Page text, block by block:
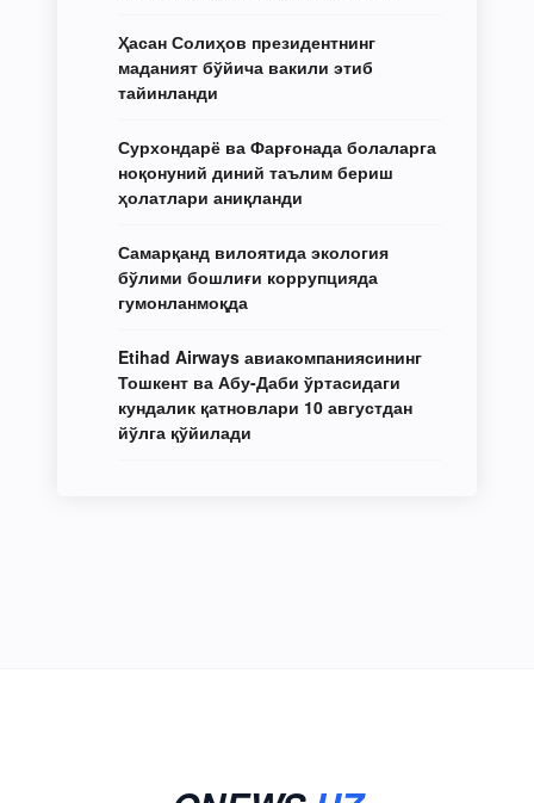
Ҳасан Солиҳов президентнинг
маданият бўйича вакили этиб
тайинланди
Сурхондарё ва Фарғонада болаларга
ноқонуний диний таълим бериш
ҳолатлари аниқланди
Самарқанд вилоятида экология
бўлими бошлиғи коррупцияда
гумонланмоқда
Etihad Airways авиакомпаниясининг
Тошкент ва Абу-Даби ўртасидаги
кундалик қатновлари 10 августдан
йўлга қўйилади